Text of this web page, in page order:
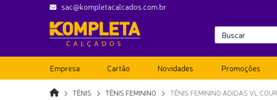
sac@kompletacalcados.com.br
Empresa Cartão Novidades Promoções
TÊNIS TÊNIS FEMININO TÊNIS FEMININO ADIDAS VL